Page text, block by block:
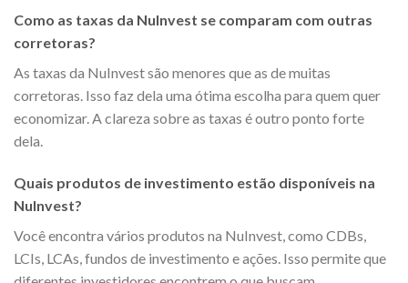
Como as taxas da NuInvest se comparam com outras
corretoras?
As taxas da NuInvest são menores que as de muitas
corretoras. Isso faz dela uma ótima escolha para quem quer
economizar. A clareza sobre as taxas é outro ponto forte
dela.
Quais produtos de investimento estão disponíveis na
NuInvest?
Você encontra vários produtos na NuInvest, como CDBs,
LCIs, LCAs, fundos de investimento e ações. Isso permite que